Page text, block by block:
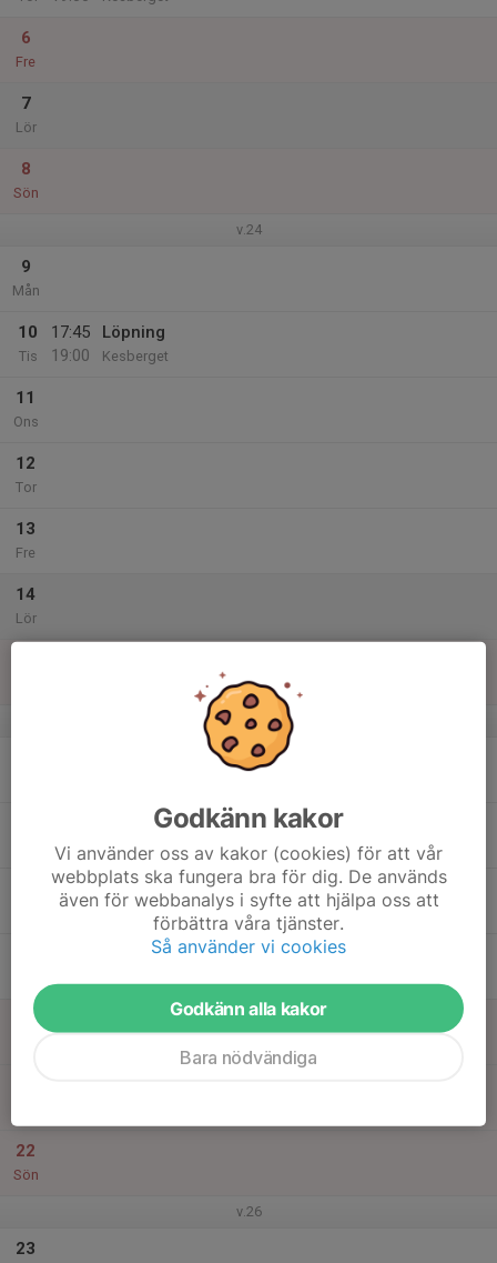
6
Fre
7
Lör
8
Sön
v.24
9
Mån
10
Tis
17:45
19:00
Löpning
Kesberget
11
Ons
12
Tor
13
Fre
14
Lör
v.25
19:00
Löpning
Kesberget
20
22
Sön
v.26
23
Godkänn kakor
Vi använder oss av kakor (cookies) för att vår
webbplats ska fungera bra för dig. De används
även för webbanalys i syfte att hjälpa oss att
förbättra våra tjänster.
Så använder vi cookies
Godkänn alla kakor
Bara nödvändiga